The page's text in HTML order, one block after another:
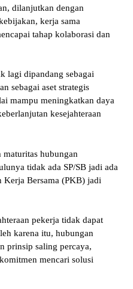
dilanjutkan dengan
kerja sama
tahap kolaborasi dan
lagi dipandang sebagai
sebagai aset strategis
mampu meningkatkan daya
kesejahteraan
maturitas hubungan
tidak ada SP/SB jadi ada
Kerja Bersama (PKB) jadi
pekerja tidak dapat
karena itu, hubungan
prinsip saling percaya,
mencari solusi